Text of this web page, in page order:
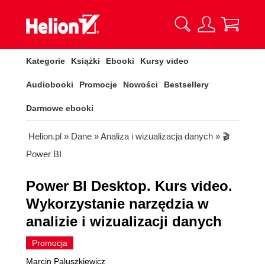
Kategorie Książki Ebooki Kursy video
Audiobooki Promocje Nowości Bestsellery
Darmowe ebooki
Helion.pl » Dane »Analiza i wizualizacja danych » 🎬
Power BI
Power BI Desktop. Kurs video.
Wykorzystanie narzędzia w
analizie i wizualizacji danych
Promocja
Marcin Paluszkiewicz